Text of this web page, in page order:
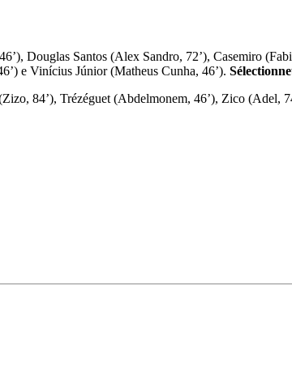
Douglas Santos (Alex Sandro, 72’), Casemiro
e Vinícius Júnior (Matheus Cunha, 46’).
84’), Trézéguet (Abdelmonem, 46’), Zico (Adel,